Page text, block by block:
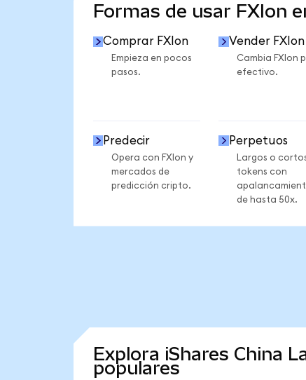
Formas de usar FXIon
Comprar FXIon
Empieza en pocos
pasos.
Vender FXIon
Cambia FXIon
efectivo.
Predecir
Opera con FXIon y
mercados de
predicción cripto.
Perpetuos
Largos o
tokens con
de hasta 50x.
Explora iShares China
populares